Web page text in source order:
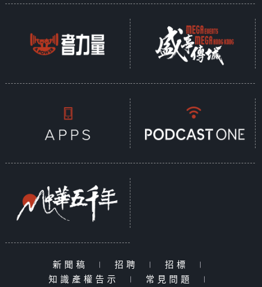
新聞稿 | 招聘 | 招標
|
知識產權告示
| 常見問題 |